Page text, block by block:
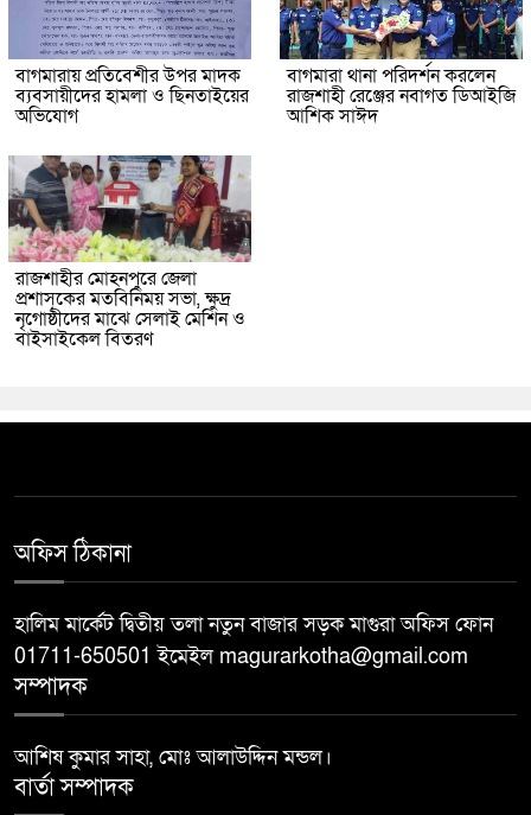
বাগমারায় প্রতিবেশীর উপর মাদক
ব্যবসায়ীদের হামলা ও ছিনতাইয়ের
অভিযোগ
বাগমারা থানা পরিদর্শন করলেন
রাজশাহী রেঞ্জের নবাগত ডিআইজি
আশিক সাঈদ
রাজশাহীর মোহনপুরে জেলা
প্রশাসকের মতবিনিময় সভা, ক্ষুদ্র
নৃগোষ্ঠীদের মাঝে সেলাই মেশিন ও
বাইসাইকেল বিতরণ
অফিস ঠিকানা
হালিম মার্কেট দ্বিতীয় তলা নতুন বাজার সড়ক মাগুরা অফিস ফোন
01711-650501 ইমেইল magurarkotha@gmail.com
সম্পাদক
আশিষ কুমার সাহা, মোঃ আলাউদ্দিন মন্ডল।
বার্তা সম্পাদক